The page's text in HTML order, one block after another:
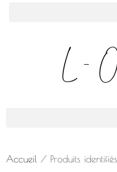
L -
Accueil / Produits